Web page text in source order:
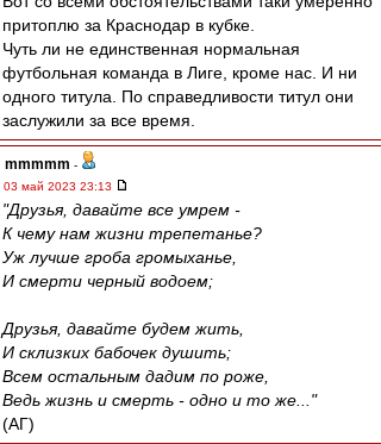
притоплю за Краснодар в кубке.
Чуть ли не единственная нормальная
футбольная команда в Лиге, кроме нас. И ни
одного титула. По справедливости титул они
заслужили за все время.
mmmmm -
03 май 2023 23:13
"Друзья, давайте все умрем -
К чему нам жизни трепетанье?
Уж лучше гроба громыханье,
И смерти черный водоем;
Друзья, давайте будем жить,
И склизких бабочек душить;
Всем остальным дадим по роже,
Ведь жизнь и смерть - одно и то же..."
(АГ)